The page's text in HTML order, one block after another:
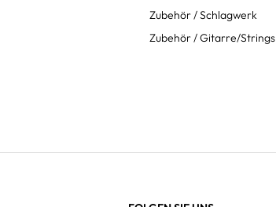
Zubehör / Schlagwerk
Zubehör / Gitarre/Strings